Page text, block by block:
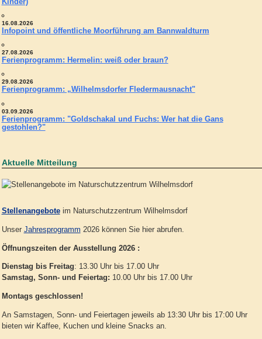
16.08.2026
Infopoint und öffentliche Moorführung am Bannwaldturm
27.08.2026
Ferienprogramm: Hermelin: weiß oder braun?
29.08.2026
Ferienprogramm: „Wilhelmsdorfer Fledermausnacht"
03.09.2026
Ferienprogramm: "Goldschakal und Fuchs: Wer hat die Gans
gestohlen?"
Aktuelle Mitteilung
Stellenangeboteim Naturschutzzentrum Wilhelmsdorf
Unser Jahresprogramm 2026 können Sie hier abrufen.
Öffnungszeiten der Ausstellung 2026 :
Dienstag bis Freitag: 13.30 Uhr bis 17.00 Uhr
Samstag, Sonn- und Feiertag: 10.00 Uhr bis 17.00 Uhr
Montags geschlossen!
An Samstagen, Sonn- und Feiertagen jeweils ab 13:30 Uhr bis 17:00 Uhr
bieten wir Kaffee, Kuchen und kleine Snacks an.